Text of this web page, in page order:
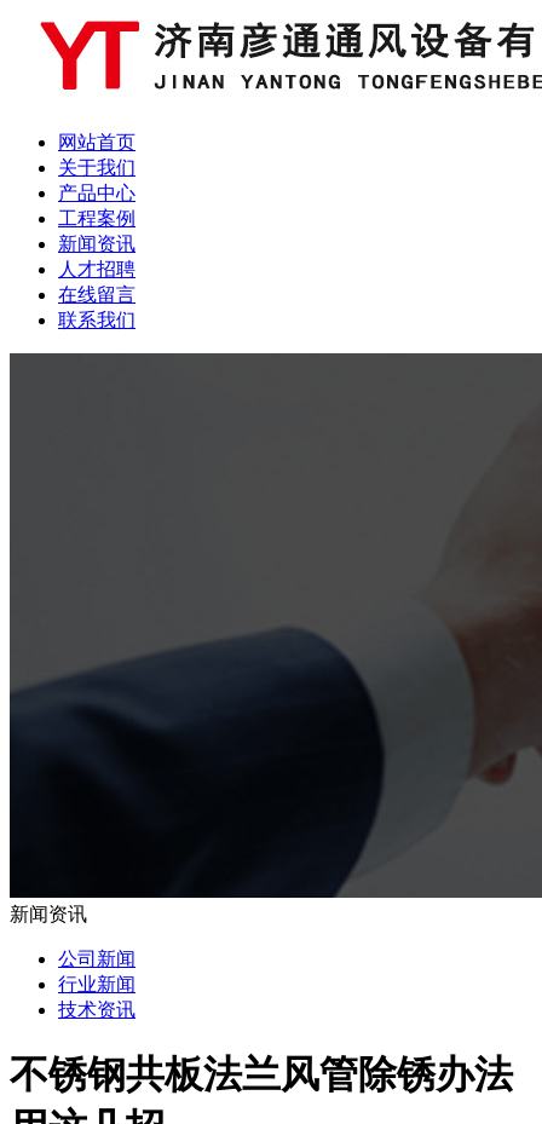
网站首页
关于我们
产品中心
工程案例
新闻资讯
人才招聘
在线留言
联系我们
新闻资讯
公司新闻
行业新闻
技术资讯
不锈钢共板法兰风管除锈办法